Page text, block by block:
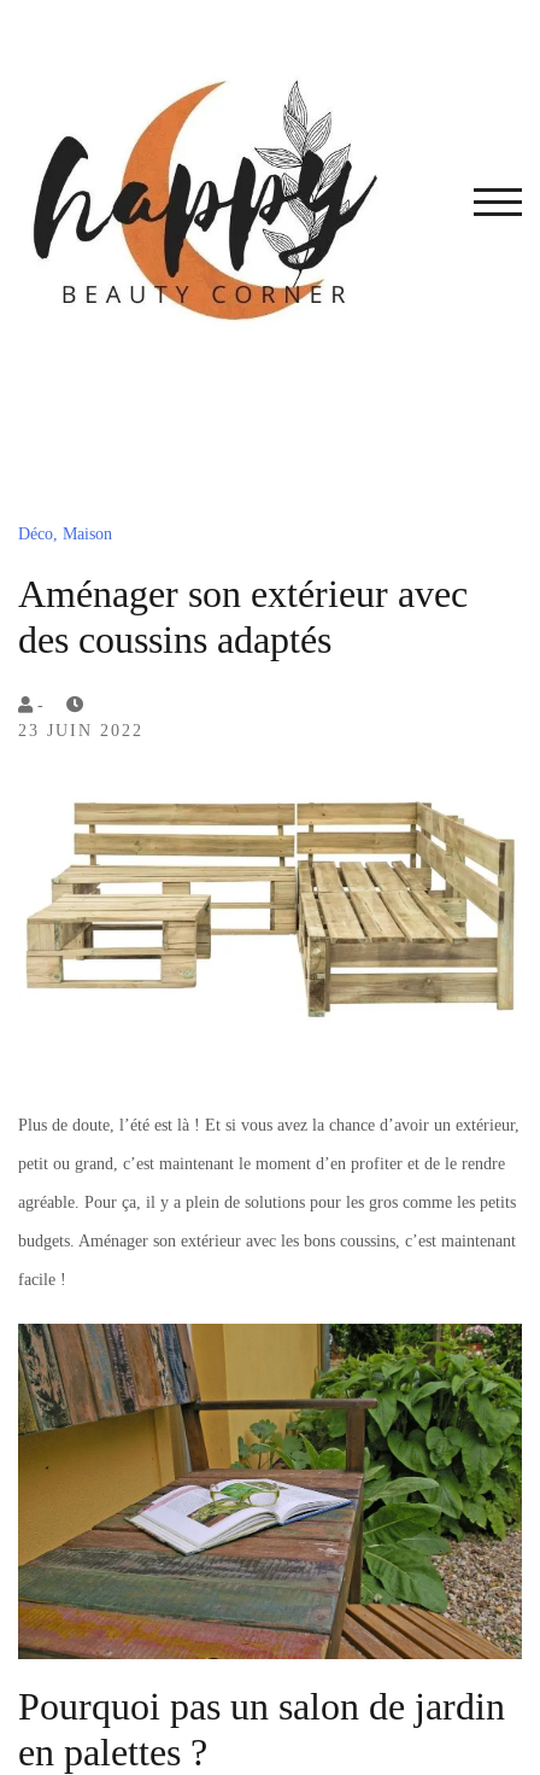
Déco, Maison
Aménager son extérieur avec
des coussins adaptés
by
Lola
-
23 JUIN 2022
Plus de doute, l’été est là ! Et si vous avez la chance d’avoir un extérieur,
petit ou grand, c’est maintenant le moment d’en profiter et de le rendre
agréable. Pour ça, il y a plein de solutions pour les gros comme les petits
budgets. Aménager son extérieur avec les bons coussins, c’est maintenant
facile !
Pourquoi pas un salon de jardin
en palettes ?